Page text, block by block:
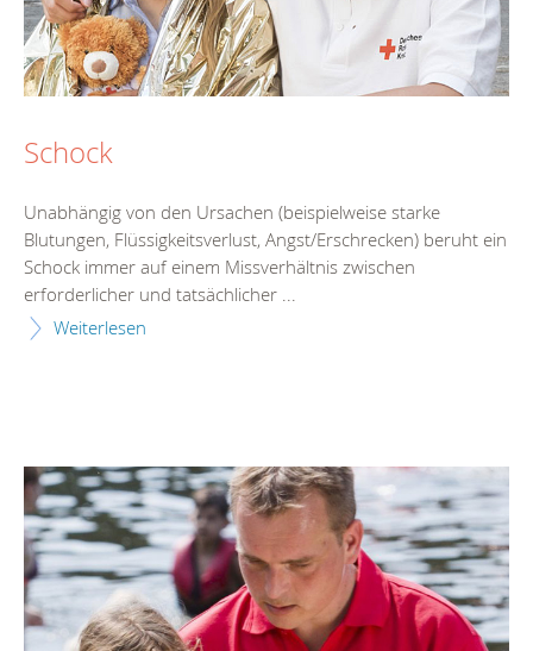
Schock
Unabhängig von den Ursachen (beispielweise starke
Blutungen, Flüssigkeitsverlust, Angst/Erschrecken) beruht ein
Schock immer auf einem Missverhältnis zwischen
erforderlicher und tatsächlicher ...
Weiterlesen